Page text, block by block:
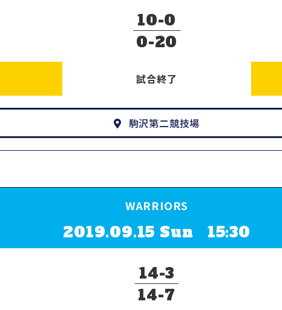
試合終了
10 0
0 20
駒沢第二競技場
WARRIORS
2019.09.15 Sun 15:30
14 3
14 7